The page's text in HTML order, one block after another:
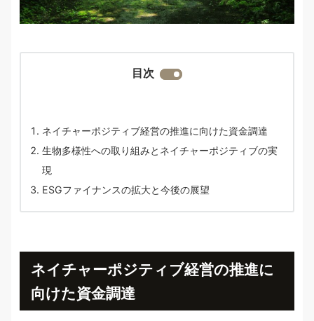
目次
ネイチャーポジティブ経営の推進に向けた資金調達
生物多様性への取り組みとネイチャーポジティブの実
現
ESGファイナンスの拡大と今後の展望
ネイチャーポジティブ経営の推進に
向けた資金調達